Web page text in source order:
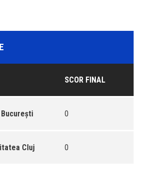
SCOR FINAL
București 0
Cluj 0